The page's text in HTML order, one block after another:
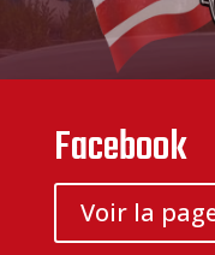
Facebook
Voir la